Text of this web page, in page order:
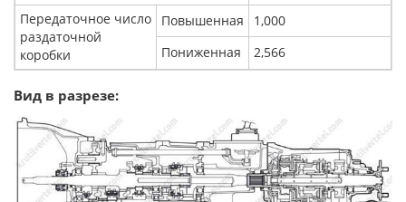
Передаточное число
раздаточной
коробки
Повышенная
1,000
Пониженная
2,566
Вид в разрезе: